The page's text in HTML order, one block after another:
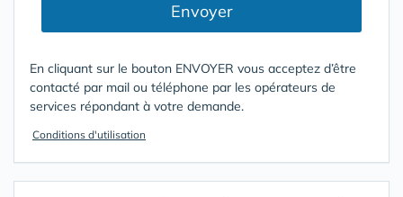
Envoyer
En cliquant sur le bouton ENVOYER vous acceptez d’être
contacté par mail ou téléphone par les opérateurs de
services répondant à votre demande.
Conditions d'utilisation